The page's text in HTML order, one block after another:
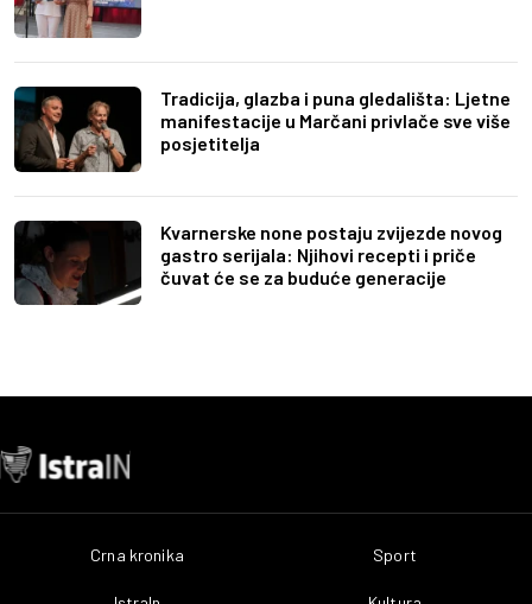
Tradicija, glazba i puna gledališta: Ljetne
manifestacije u Marčani privlače sve više
posjetitelja
Kvarnerske none postaju zvijezde novog
gastro serijala: Njihovi recepti i priče
čuvat će se za buduće generacije
Crna kronika Sport